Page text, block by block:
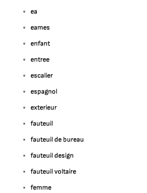
ea
eames
enfant
entree
escalier
espagnol
exterieur
fauteuil
fauteuil de bureau
fauteuil design
fauteuil voltaire
femme